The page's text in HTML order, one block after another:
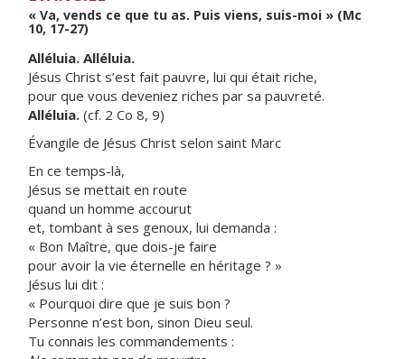
« Va, vends ce que tu as. Puis viens, suis-moi » (Mc
10, 17-27)
Alléluia. Alléluia.
Jésus Christ s’est fait pauvre, lui qui était riche,
pour que vous deveniez riches par sa pauvreté.
Alléluia. (cf. 2 Co 8, 9)
Évangile de Jésus Christ selon saint Marc
En ce temps-là,
Jésus se mettait en route
quand un homme accourut
et, tombant à ses genoux, lui demanda :
« Bon Maître, que dois-je faire
pour avoir la vie éternelle en héritage ? »
Jésus lui dit :
« Pourquoi dire que je suis bon ?
Personne n’est bon, sinon Dieu seul.
Tu connais les commandements :